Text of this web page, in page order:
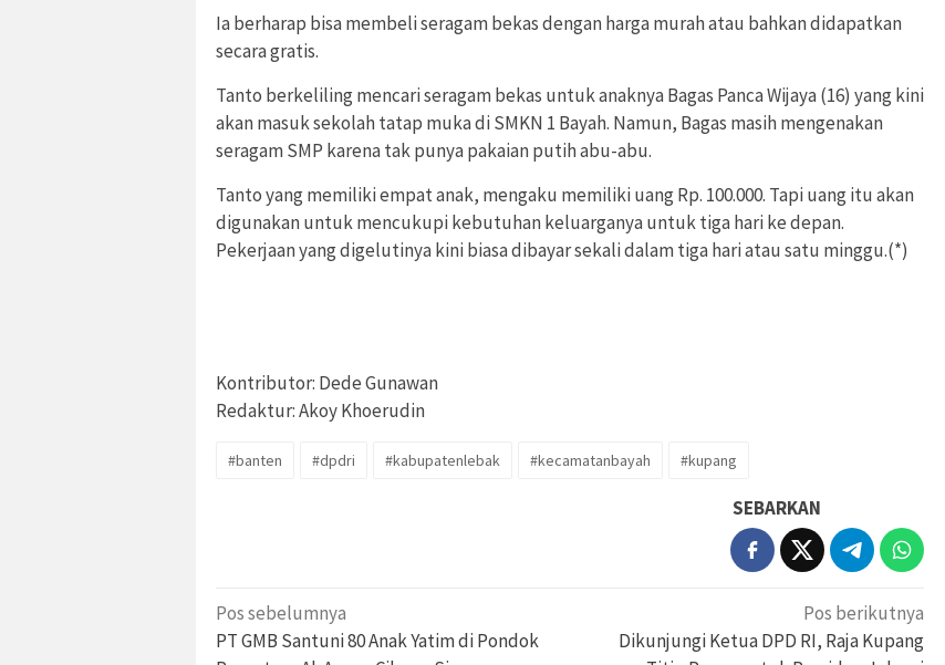
Ia berharap bisa membeli seragam bekas dengan harga murah atau bahkan didapatkan
secara gratis.
Tanto berkeliling mencari seragam bekas untuk anaknya Bagas Panca Wijaya (16) yang kini
akan masuk sekolah tatap muka di SMKN 1 Bayah. Namun, Bagas masih mengenakan
seragam SMP karena tak punya pakaian putih abu-abu.
Tanto yang memiliki empat anak, mengaku memiliki uang Rp. 100.000. Tapi uang itu akan
digunakan untuk mencukupi kebutuhan keluarganya untuk tiga hari ke depan.
Pekerjaan yang digelutinya kini biasa dibayar sekali dalam tiga hari atau satu minggu.(*)
Kontributor: Dede Gunawan
Redaktur: Akoy Khoerudin
#banten #dpdri #kabupatenlebak #kecamatanbayah #kupang
SEBARKAN
Navigasi
pos
Pos sebelumnya
PT GMB Santuni 80 Anak Yatim di Pondok
Pos berikutnya
Dikunjungi Ketua DPD RI, Raja Kupang